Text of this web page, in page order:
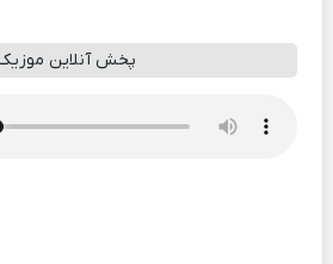
پخش آنلاین